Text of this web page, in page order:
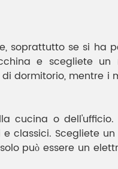
soprattutto se si ha
e scegliete
dormitorio, mentre i
cucina o
classici. Scegliete
può essere un